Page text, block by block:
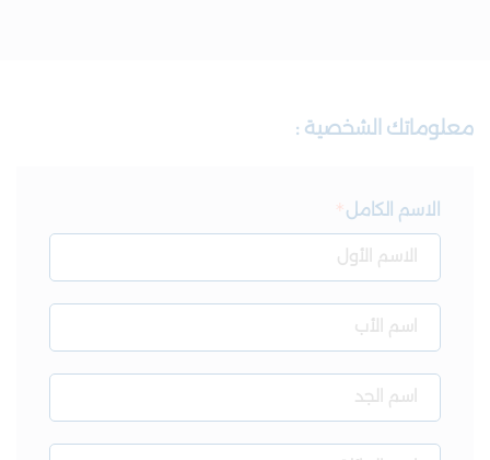
معلوماتك الشخصية :
الاسم الكامل